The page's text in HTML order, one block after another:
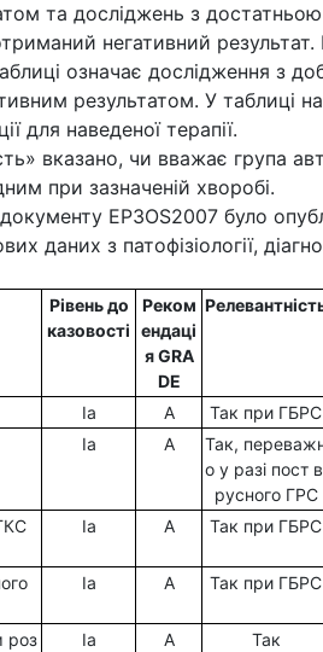
та досліджень з
негативний результат.
означає дослідження з
результатом. У таблиці
для наведеної терапії.
вказано, чи вважає група
при зазначеній хворобі.
EP3OS2007 було
даних з патофізіології,
Рівень до
казовості
Реком
ендаці
яGRA
DE
Ia A
Так при ГБРС
Ia A
Так,
о у разі пост
русного ГРС
Ia A Так при ГБРС
Ia A Так при ГБРС
роз
Ia A Так